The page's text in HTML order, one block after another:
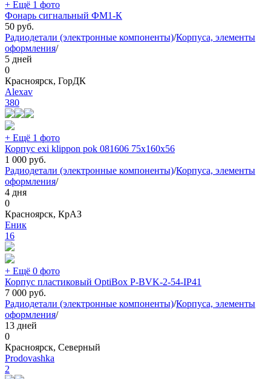
+ Ещё 1 фото
Фонарь сигнальный ФМ1-К
50 руб.
Радиодетали (электронные компоненты)/Корпуса, элементы
оформления/
5 дней
0
Красноярск, ГорДК
Alexav
380
+ Ещё 1 фото
Корпус exi klippon pok 081606 75х160х56
1 000 руб.
Радиодетали (электронные компоненты)/Корпуса, элементы
оформления/
4 дня
0
Красноярск, КрАЗ
Еник
16
+ Ещё 0 фото
Корпус пластиковый OptiBox P-BVK-2-54-IP41
7 000 руб.
Радиодетали (электронные компоненты)/Корпуса, элементы
оформления/
13 дней
0
Красноярск, Северный
Prodovashka
2